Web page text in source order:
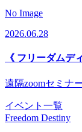
No Image
2026.06.28
《 フリーダム
遠隔zoomセミナ
イベント一覧
Freedom Destiny